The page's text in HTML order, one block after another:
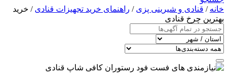
خانه / قنادی و شیرینی پزی / راهنمای خرید تجهیزات قنادی / خرید
بهترین چرخ قنادی